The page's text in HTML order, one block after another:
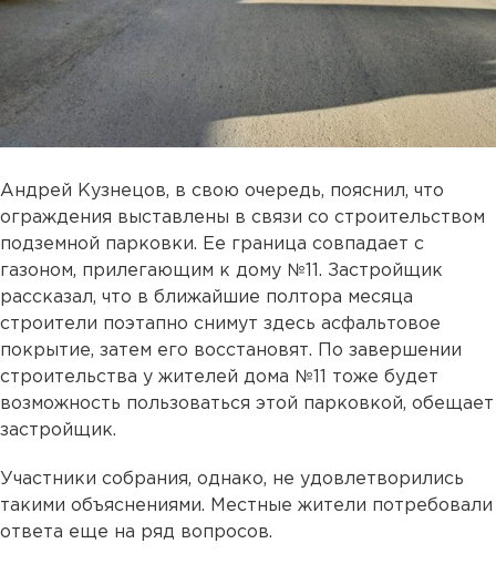
Андрей Кузнецов, в свою очередь, пояснил, что
ограждения выставлены в связи со строительством
подземной парковки. Ее граница совпадает с
газоном, прилегающим к дому №11. Застройщик
рассказал, что в ближайшие полтора месяца
строители поэтапно снимут здесь асфальтовое
покрытие, затем его восстановят. По завершении
строительства у жителей дома №11 тоже будет
возможность пользоваться этой парковкой, обещает
застройщик.
Участники собрания, однако, не удовлетворились
такими объяснениями. Местные жители потребовали
ответа еще на ряд вопросов.